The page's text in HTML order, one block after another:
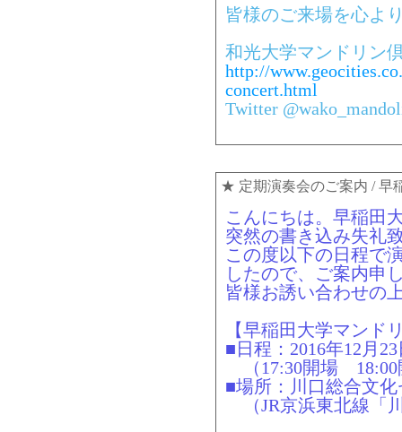
皆様のご来場を心よ
和光大学マンドリン
http://
concert.html
Twitter
★ 定期演奏会のご案内 / 早
こんにちは。早稲田
突然の書き込み失礼
この度以下の日程で
したので、ご案内申
皆様お誘い合わせの
【早稲田大学マン
■日程：2016年12月
（17:30開場 18:00
■場所：川口総合文
（JR京浜東北線「